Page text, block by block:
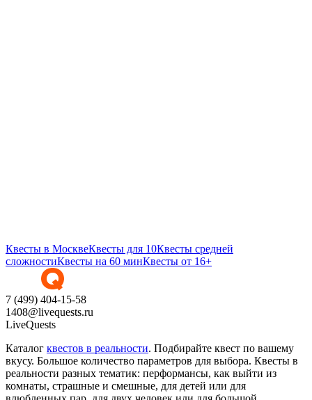
Квесты в МосквеКвесты для 10Квесты средней
сложностиКвесты на 60 минКвесты от 16+
7 (499) 404-15-58
1408@livequests.ru
LiveQuests
Каталог квестов в реальности. Подбирайте квест по вашему
вкусу. Большое количество параметров для выбора. Квесты в
реальности разных тематик: перформансы, как выйти из
комнаты, страшные и смешные, для детей или для